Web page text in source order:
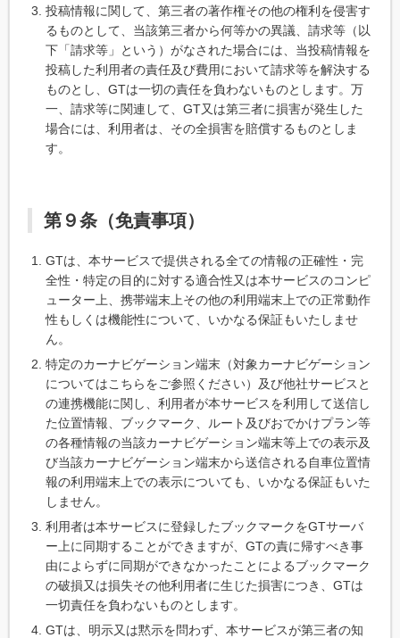
投稿情報に関して、第三者の著作権その他の権利を侵害す
るものとして、当該第三者から何等かの異議、請求等（以
下「請求等」という）がなされた場合には、当投稿情報を
投稿した利用者の責任及び費用において請求等を解決する
ものとし、GTは一切の責任を負わないものとします。万
一、請求等に関連して、GT又は第三者に損害が発生した
場合には、利用者は、その全損害を賠償するものとしま
す。
第９条（免責事項）
GTは、本サービスで提供される全ての情報の正確性・完
全性・特定の目的に対する適合性又は本サービスのコンピ
ューター上、携帯端末上その他の利用端末上での正常動作
性もしくは機能性について、いかなる保証もいたしませ
ん。
特定のカーナビゲーション端末（対象カーナビゲーション
についてはこちらをご参照ください）及び他社サービスと
の連携機能に関し、利用者が本サービスを利用して送信し
た位置情報、ブックマーク、ルート及びおでかけプラン等
の各種情報の当該カーナビゲーション端末等上での表示及
び当該カーナビゲーション端末から送信される自車位置情
報の利用端末上での表示についても、いかなる保証もいた
しません。
利用者は本サービスに登録したブックマークをGTサーバ
ー上に同期することができますが、GTの責に帰すべき事
由によらずに同期ができなかったことによるブックマーク
の破損又は損失その他利用者に生じた損害につき、GTは
一切責任を負わないものとします。
GTは、明示又は黙示を問わず、本サービスが第三者の知